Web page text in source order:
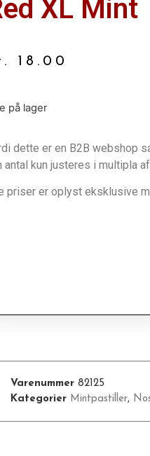
XL Mint
18.00
på lager
dette er en B2B webshop
antal kun justeres i multipla
priser er oplyst eksklusive
Varenummer 82125
Kategorier Mintpastiller,